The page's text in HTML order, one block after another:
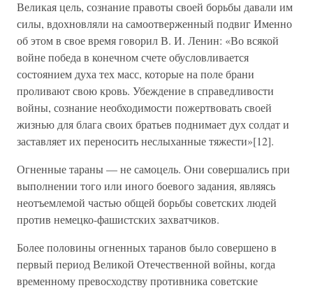
Великая цель, сознание правоты своей борьбы давали им
силы, вдохновляли на самоотверженный подвиг Именно
об этом в свое время говорил В. И. Ленин: «Во всякой
войне победа в конечном счете обусловливается
состоянием духа тех масс, которые на поле брани
проливают свою кровь. Убеждение в справедливости
войны, сознание необходимости пожертвовать своей
жизнью для блага своих братьев поднимает дух солдат и
заставляет их переносить неслыханные тяжести»[12].
Огненные тараны — не самоцель. Они совершались при
выполнении того или иного боевого задания, являясь
неотъемлемой частью общей борьбы советских людей
против немецко-фашистских захватчиков.
Более половины огненных таранов было совершено в
первый период Великой Отечественной войны, когда
временному превосходству противника советские